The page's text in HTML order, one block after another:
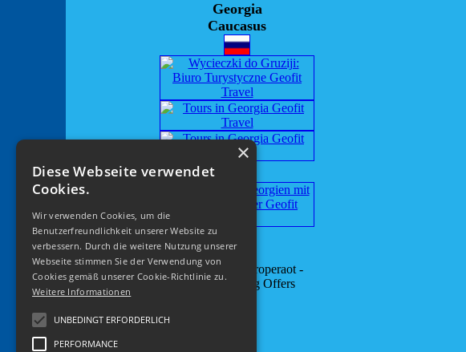
Georgia
Caucasus
×
Diese Webseite verwendet
Cookies.
Wir verwenden Cookies, um die
Benutzerfreundlichkeit unserer Website zu
verbessern. Durch die weitere Nutzung unserer
Webseite stimmen Sie der Verwendung von
Cookies gemäß unserer Cookie-Richtlinie zu.
Weitere Informationen
UNBEDINGT ERFORDERLICH
PERFORMANCE